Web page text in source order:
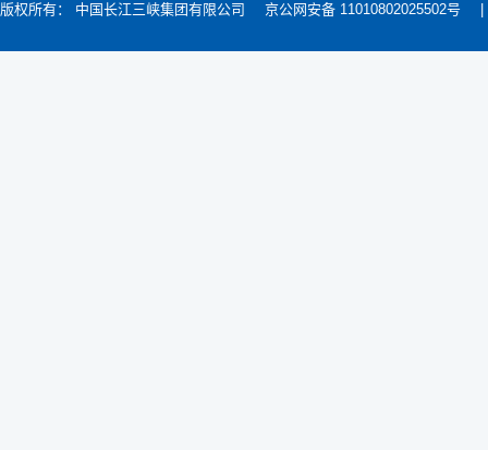
版权所有： 中国长江三峡集团有限公司 京公网安备 11010802025502号